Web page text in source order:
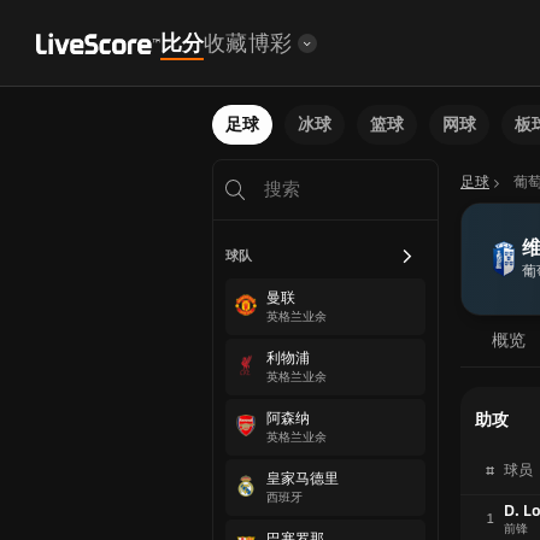
比分收藏博彩
足球 冰球 篮球 网球 板
球队
曼联
英格兰业余
利物浦
英格兰业余
阿森纳
英格兰业余
皇家马德里
西班牙
足球 葡
葡
概览
助攻
# 球员
1 D.
前锋